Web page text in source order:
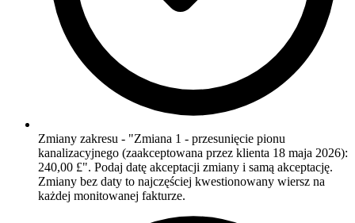
Zmiany zakresu - "Zmiana 1 - przesunięcie pionu
kanalizacyjnego (zaakceptowana przez klienta 18 maja 2026):
240,00 £". Podaj datę akceptacji zmiany i samą akceptację.
Zmiany bez daty to najczęściej kwestionowany wiersz na
każdej monitowanej fakturze.